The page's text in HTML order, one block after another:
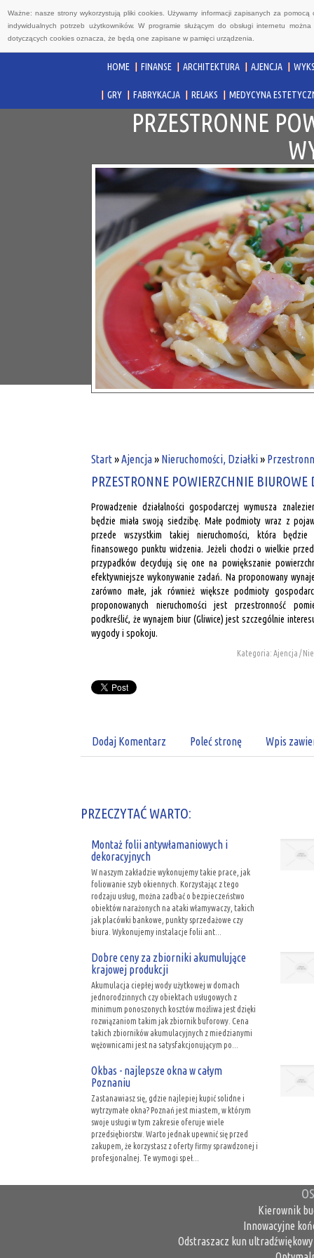
Ważne: nasze strony wykorzystują pliki cookies. Używamy informacji zapisanych za
indywidualnych potrzeb użytkowników. W programie służącym do obsługi internetu
dotyczących cookies oznacza, że będą one zapisane w pamięci urządzenia.
HOME FINANSE ARCHITEKTURA AJENCJA
GRY FABRYKACJA RELAKS MEDYCYNA
PRZESTRONNE
Start»Ajencja» Nieruchomości, Działki»
PRZESTRONNE POWIERZCHNIE BIUROWE
Prowadzenie działalności gospodarczej wymusza
będzie miała swoją siedzibę. Małe podmioty wraz z
przede wszystkim takiej nieruchomości, która będzie
finansowego punktu widzenia. Jeżeli chodzi o wielkie
przypadków decydują się one na powiększanie
efektywniejsze wykonywanie zadań. Na proponowany
zarówno małe, jak również większe podmioty
proponowanych nieruchomości jest przestronność
podkreślić, że wynajem biur (Gliwice) jest szczególnie
wygody i spokoju.
Kategoria: Ajencja /
Dodaj Komentarz Poleć stronę Wpis
PRZECZYTAĆ WARTO:
Montaż folii antywłamaniowych i
dekoracyjnych
W naszym zakładzie wykonujemy takie prace, jak
foliowanie szyb okiennych. Korzystając z tego
rodzaju usług, można zadbać o bezpieczeństwo
obiektów narażonych na ataki włamywaczy, takich
jak placówki bankowe, punkty sprzedażowe czy
biura. Wykonujemy instalacje folii ant...
Dobre ceny za zbiorniki akumulujące
krajowej produkcji
Akumulacja ciepłej wody użytkowej w domach
jednorodzinnych czy obiektach usługowych z
minimum ponoszonych kosztów możliwa jest dzięki
rozwiązaniom takim jak zbiornik buforowy. Cena
takich zbiorników akumulacyjnych z miedzianymi
wężownicami jest na satysfakcjonującym po...
Okbas - najlepsze okna w całym
Poznaniu
Zastanawiasz się, gdzie najlepiej kupić solidne i
wytrzymałe okna? Poznań jest miastem, w którym
swoje usługi w tym zakresie oferuje wiele
przedsiębiorstw. Warto jednak upewnić się przed
zakupem, że korzystasz z oferty firmy sprawdzonej i
profesjonalnej. Te wymogi speł...
Kierownik
Innowacyjne
Odstraszacz kun